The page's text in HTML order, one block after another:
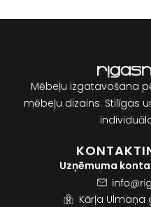
Mēbeļu izgatavošana
mēbeļu dizains. Stilīgas
Uzņēmuma
Kārļa Ulmaņa